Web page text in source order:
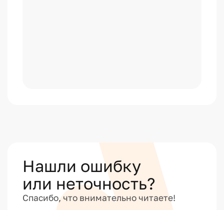
Нашли ошибку
или неточность?
Спасибо, что внимательно читаете!